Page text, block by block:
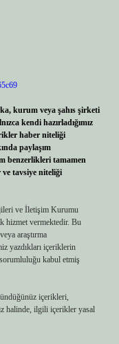
kurum veya şahıs şirketi
kendi hazırladığımız
haber niteliği
paylaşım
benzerlikleri tamamen
tavsiye niteliği
ve İletişim Kurumu
hizmet vermektedir. Bu
araştırma
yazdıkları içeriklerin
kabul etmiş
içerikleri,
halinde, ilgili içerikler yasal